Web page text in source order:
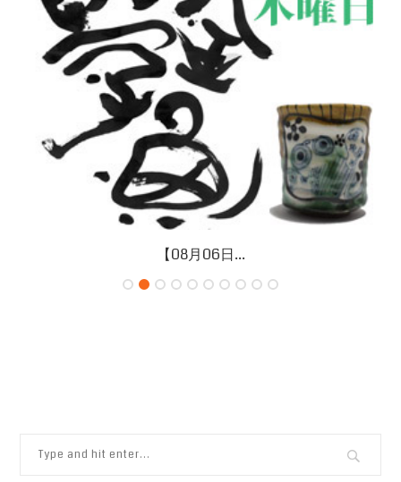
【08月06日...